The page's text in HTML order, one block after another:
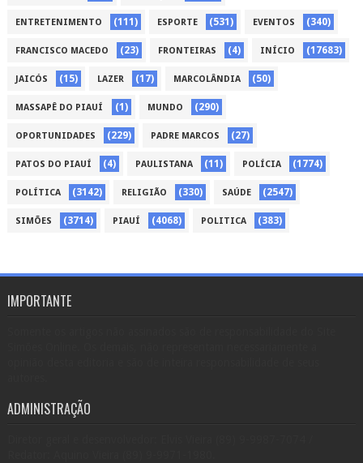
ENTRETENIMENTO (111) ESPORTE (531) EVENTOS (340)
FRANCISCO MACEDO (23) FRONTEIRAS (4) INÍCIO (17683)
JAICÓS (15) LAZER (17) MARCOLÂNDIA (50)
MASSAPÊ DO PIAUÍ (1) MUNDO (290)
OPORTUNIDADES (229) PADRE MARCOS (27)
PATOS DO PIAUÍ (4) PAULISTANA (11) POLÍCIA (1774)
POLÍTICA (3142) RELIGIÃO (330) SAÚDE (2547)
SIMÕES (3714) PIAUÍ (4068) POLITICA (383)
IMPORTANTE
ADMINISTRAÇÃO